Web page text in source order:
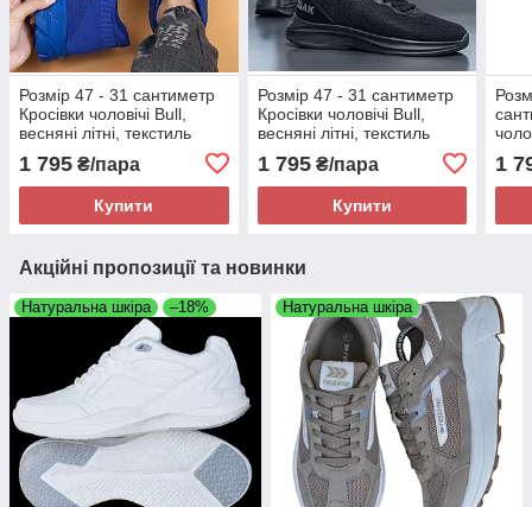
Розмір 47 - 31 сантиметр
Кросівки чоловічі Bull,
весняні літні, текстиль
піни, легкі і зручні
1 795 ₴/пара
Купити
Розмір 47 - 31 сантиметр
Кросівки чоловічі Bull,
весняні літні, текстиль
сітка, чорні, на підошві з
піни, легкі і зручні
1 795₴/пара
Купити
1
Акційні пропозиції та новинки
Натуральна шкіра –18% Натуральна шкіра